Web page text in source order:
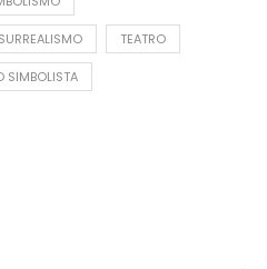
SURREALISMO TEATRO
SIMBOLISTA